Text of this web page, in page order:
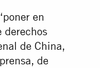
en
derechos
de China,
de